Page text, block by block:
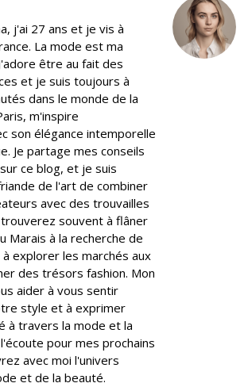
k
n
j'ai 27 ans et je vis à
La mode est ma
être au fait des
et je suis toujours à
dans le monde de la
m'inspire
son élégance intemporelle
Je partage mes conseils
ce blog, et je suis
de l'art de combiner
avec des trouvailles
souvent à flâner
Marais à la recherche de
explorer les marchés aux
des trésors fashion. Mon
aider à vous sentir
style et à exprimer
à travers la mode et la
pour mes prochains
avec moi l'univers
et de la beauté.